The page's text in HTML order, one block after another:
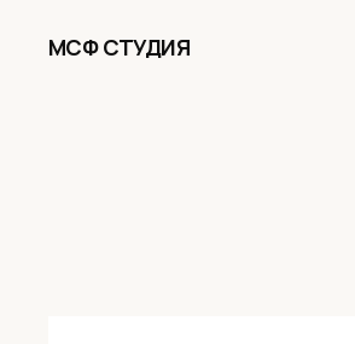
МСФ СТУДИЯ